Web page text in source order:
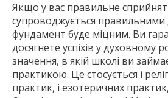
Якщо у вас правильне
супроводжується правильними
фундамент буде міцним. Ви
досягнете успіхів у духовному
значення, в якій школі ви
практикою. Це стосується і
практик, і езотеричних